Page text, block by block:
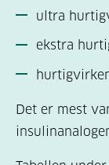
ultra
ekstra
Det er mest